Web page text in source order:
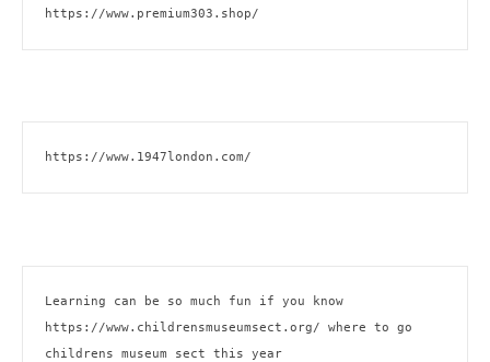
https://www.premium303.shop/
https://www.1947london.com/
https://www.childrensmuseumsect.org/ where to go
childrens museum sect this year